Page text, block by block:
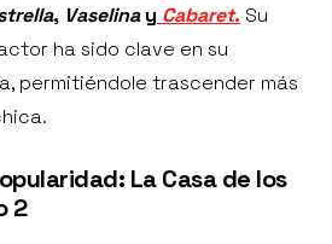
, Vaselinay Cabaret. Su
ha sido clave en su
permitiéndole trascender más
La Casa de los
2